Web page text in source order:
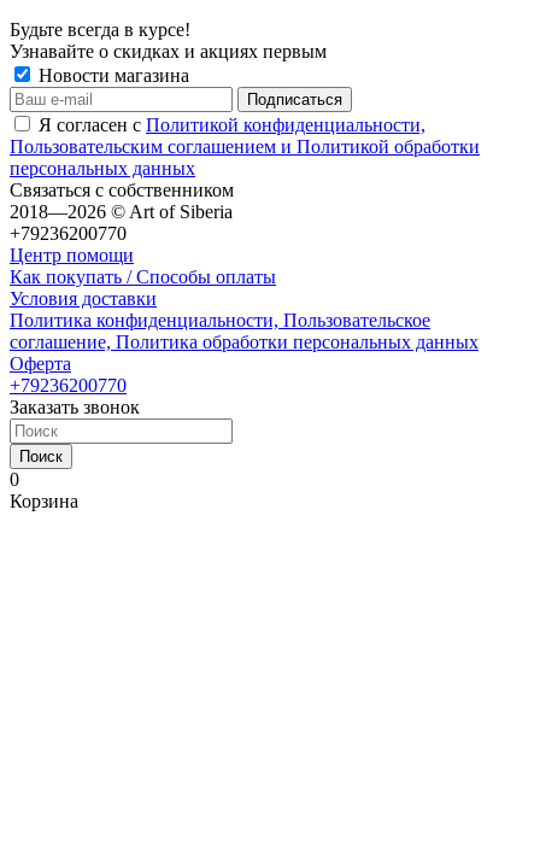
Будьте всегда в курсе!
Узнавайте о скидках и акциях первым
Новости магазина
Я согласен с Политикой конфиденциальности,
Пользовательским соглашением и Политикой обработки
персональных данных
Связаться с собственником
2018—2026 © Art of Siberia
+79236200770
Центр помощи
Как покупать / Способы оплаты
Условия доставки
Политика конфиденциальности, Пользовательское
соглашение, Политика обработки персональных данных
Оферта
+79236200770
Заказать звонок
Поиск
0
Корзина